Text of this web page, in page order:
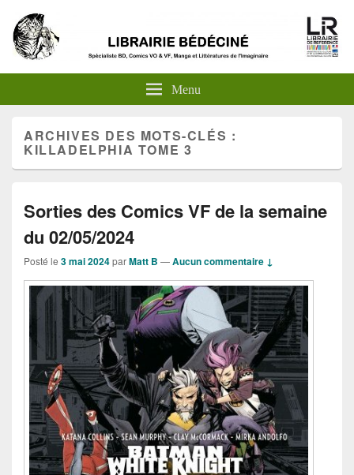
Menu
ARCHIVES DES MOTS-CLÉS :
KILLADELPHIA TOME 3
Sorties des Comics VF de la semaine
du 02/05/2024
Posté le 3 mai 2024parMatt B —Aucun commentaire ↓